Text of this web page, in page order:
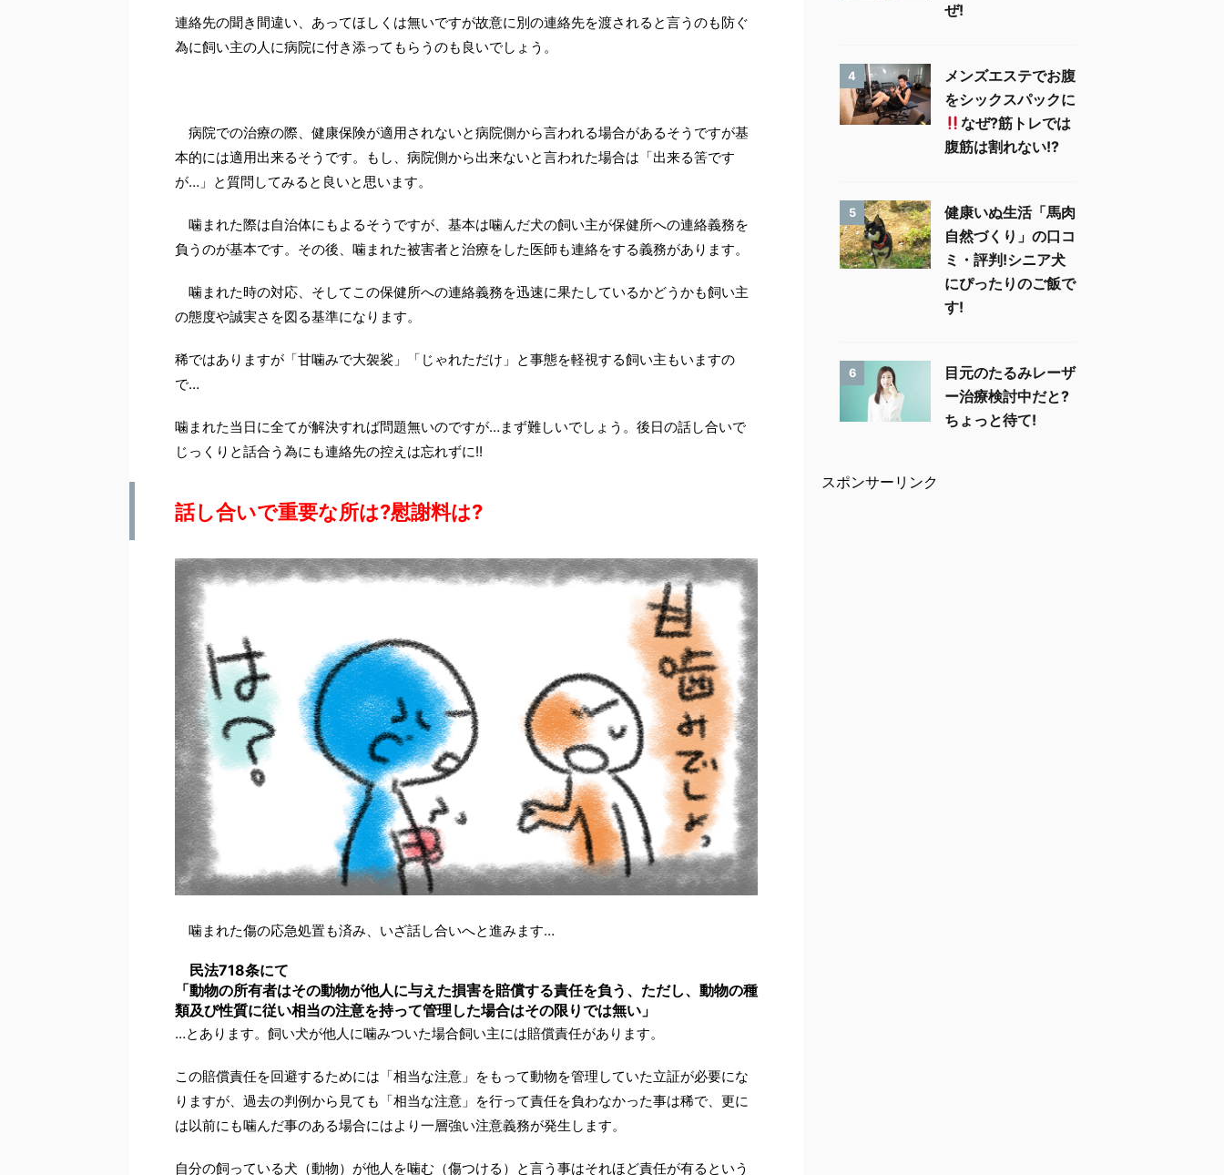
連絡先の聞き間違い、あってほしくは無いですが故意に別の連絡先を渡されると言うのも防ぐ
為に飼い主の人に病院に付き添ってもらうのも良いでしょう。
病院での治療の際、健康保険が適用されないと病院側から言われる場合があるそうですが基
本的には適用出来るそうです。もし、病院側から出来ないと言われた場合は「出来る筈です
が…」と質問してみると良いと思います。
噛まれた際は自治体にもよるそうですが、基本は噛んだ犬の飼い主が保健所への連絡義務を
負うのが基本です。その後、噛まれた被害者と治療をした医師も連絡をする義務があります。
噛まれた時の対応、そしてこの保健所への連絡義務を迅速に果たしているかどうかも飼い主
の態度や誠実さを図る基準になります。
稀ではありますが「甘噛みで大袈裟」「じゃれただけ」と事態を軽視する飼い主もいますの
で…
噛まれた当日に全てが解決すれば問題無いのですが…まず難しいでしょう。後日の話し合いで
じっくりと話合う為にも連絡先の控えは忘れずに!!
話し合いで重要な所は?慰謝料は?
噛まれた傷の応急処置も済み、いざ話し合いへと進みます…
民法718条にて
「動物の所有者はその動物が他人に与えた損害を賠償する責任を負う、ただし、動物の種
類及び性質に従い相当の注意を持って管理した場合はその限りでは無い」
…とあります。飼い犬が他人に噛みついた場合飼い主には賠償責任があります。
この賠償責任を回避するためには「相当な注意」をもって動物を管理していた立証が必要にな
りますが、過去の判例から見ても「相当な注意」を行って責任を負わなかった事は稀で、更に
は以前にも噛んだ事のある場合にはより一層強い注意義務が発生します。
自分の飼っている犬（動物）が他人を噛む（傷つける）と言う事はそれほど責任が有るという
ぜ!
4
メンズエステでお腹
をシックスパックに
なぜ?筋トレでは
腹筋は割れない!?
5
健康いぬ生活「馬肉
自然づくり」の口コ
ミ・評判!シニア犬
にぴったりのご飯で
す!
6
目元のたるみレーザ
ー治療検討中だと?
ちょっと待て!
スポンサーリンク